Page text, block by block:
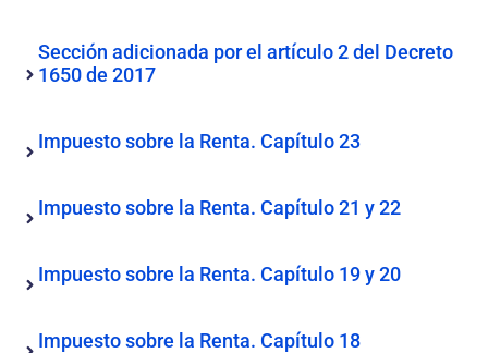
Sección adicionada por el artículo 2 del Decreto
1650 de 2017
Impuesto sobre la Renta. Capítulo 23
Impuesto sobre la Renta. Capítulo 21 y 22
Impuesto sobre la Renta. Capítulo 19 y 20
Impuesto sobre la Renta. Capítulo 18